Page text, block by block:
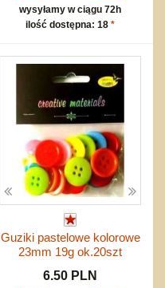
wysyłamy w ciągu 72h
ilość dostępna: 18 *
Guziki pastelowe kolorowe
23mm 19g ok.20szt
6.50 PLN